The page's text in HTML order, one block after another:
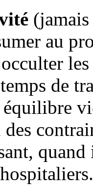
au
de
des
quand